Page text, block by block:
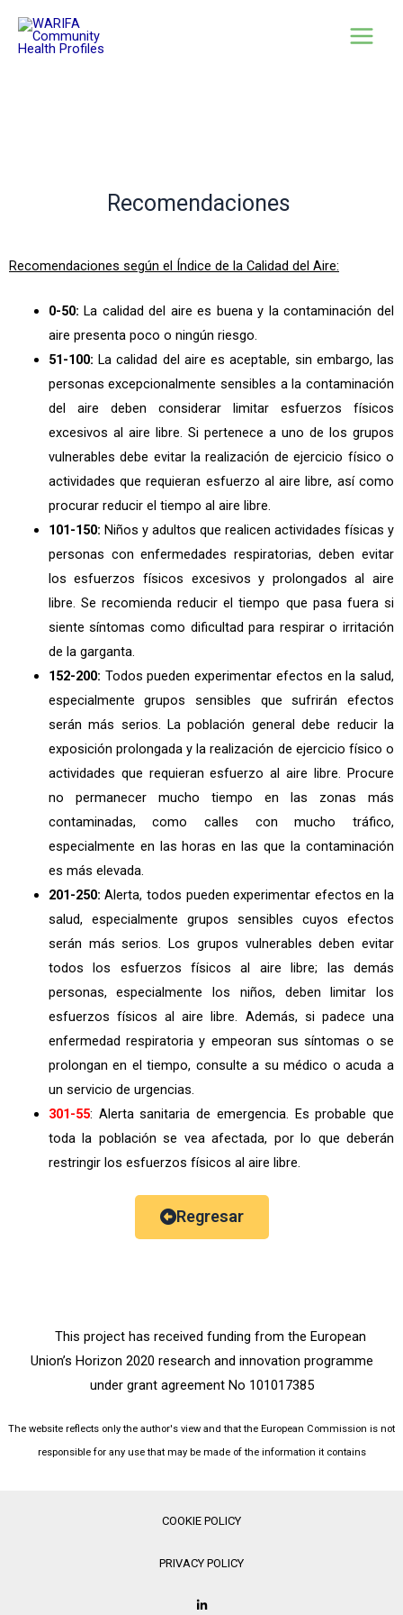
Recomendaciones
Recomendaciones según el Índice de la Calidad del Aire:
0-50: La calidad del aire es buena y la contaminación del
aire presenta poco o ningún riesgo.
51-100: La calidad del aire es aceptable, sin embargo, las
personas excepcionalmente sensibles a la contaminación
del aire deben considerar limitar esfuerzos físicos
excesivos al aire libre. Si pertenece a uno de los grupos
vulnerables debe evitar la realización de ejercicio físico o
actividades que requieran esfuerzo al aire libre, así como
procurar reducir el tiempo al aire libre.
101-150: Niños y adultos que realicen actividades físicas y
personas con enfermedades respiratorias, deben evitar
los esfuerzos físicos excesivos y prolongados al aire
libre. Se recomienda reducir el tiempo que pasa fuera si
siente síntomas como dificultad para respirar o irritación
de la garganta.
152-200: Todos pueden experimentar efectos en la salud,
especialmente grupos sensibles que sufrirán efectos
serán más serios. La población general debe reducir la
exposición prolongada y la realización de ejercicio físico o
actividades que requieran esfuerzo al aire libre. Procure
no permanecer mucho tiempo en las zonas más
contaminadas, como calles con mucho tráfico,
especialmente en las horas en las que la contaminación
es más elevada.
201-250: Alerta, todos pueden experimentar efectos en la
salud, especialmente grupos sensibles cuyos efectos
serán más serios. Los grupos vulnerables deben evitar
todos los esfuerzos físicos al aire libre; las demás
personas, especialmente los niños, deben limitar los
esfuerzos físicos al aire libre. Además, si padece una
enfermedad respiratoria y empeoran sus síntomas o se
prolongan en el tiempo, consulte a su médico o acuda a
un servicio de urgencias.
301-55: Alerta sanitaria de emergencia. Es probable que
toda la población se vea afectada, por lo que deberán
restringir los esfuerzos físicos al aire libre.
Regresar
This project has received funding from the European
Union’s Horizon 2020 research and innovation programme
under grant agreement No 101017385
The website reflects only the author's view and that the European Commission is not
responsible for any use that may be made of the information it contains
COOKIE POLICY
PRIVACY POLICY